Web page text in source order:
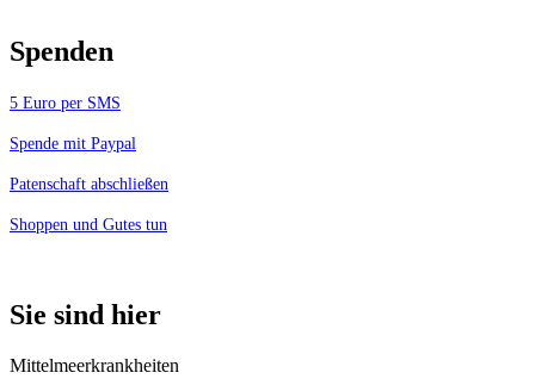
Spenden
5 Euro per SMS
Spende mit Paypal
Patenschaft abschließen
Shoppen und Gutes tun
Sie sind hier
Mittelmeerkrankheiten